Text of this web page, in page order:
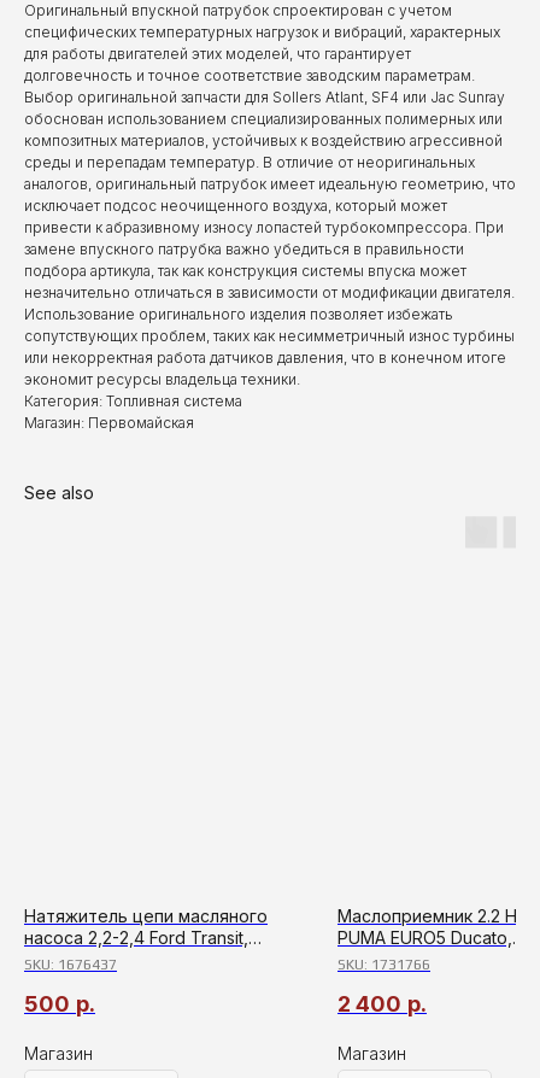
Оригинальный впускной патрубок спроектирован с учетом
специфических температурных нагрузок и вибраций, характерных
для работы двигателей этих моделей, что гарантирует
долговечность и точное соответствие заводским параметрам.
Выбор оригинальной запчасти для Sollers Atlant, SF4 или Jac Sunray
обоснован использованием специализированных полимерных или
композитных материалов, устойчивых к воздействию агрессивной
среды и перепадам температур. В отличие от неоригинальных
аналогов, оригинальный патрубок имеет идеальную геометрию, что
исключает подсос неочищенного воздуха, который может
привести к абразивному износу лопастей турбокомпрессора. При
замене впускного патрубка важно убедиться в правильности
подбора артикула, так как конструкция системы впуска может
незначительно отличаться в зависимости от модификации двигателя.
Использование оригинального изделия позволяет избежать
сопутствующих проблем, таких как несимметричный износ турбины
или некорректная работа датчиков давления, что в конечном итоге
экономит ресурсы владельца техники.
Категория: Топливная система
Магазин: Первомайская
See also
Натяжитель цепи масляного
насоса 2,2-2,4 Ford Transit,
Ducato, Boxer,Jumper 06-
SKU: 1676437
500 р.
Магазин
Маслоприемник 2.2 HDI
PUMA EURO5 Ducato,
Boxer,Jumper,Ford
SKU: 1731766
2 400 р.
Магазин